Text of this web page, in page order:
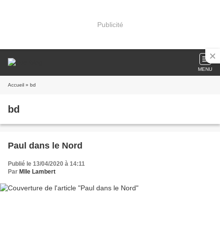
Publicité
MENU
Accueil » bd
bd
Paul dans le Nord
Publié le 13/04/2020 à 14:11
Par Mlle Lambert